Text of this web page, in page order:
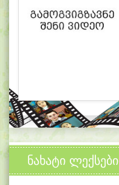
ნახატი ლექსები